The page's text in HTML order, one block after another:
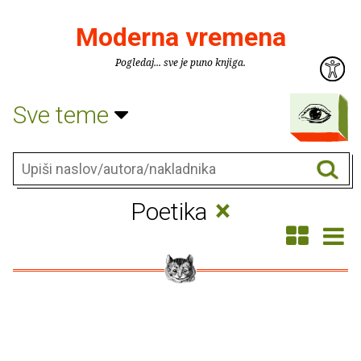
Moderna vremena
Pogledaj... sve je puno knjiga.
Sve teme
Poetika ×